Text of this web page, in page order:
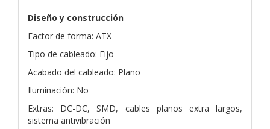
Diseño y construcción
Factor de forma: ATX
Tipo de cableado: Fijo
Acabado del cableado: Plano
Iluminación: No
Extras: DC-DC, SMD, cables planos extra largos,
sistema antivibración